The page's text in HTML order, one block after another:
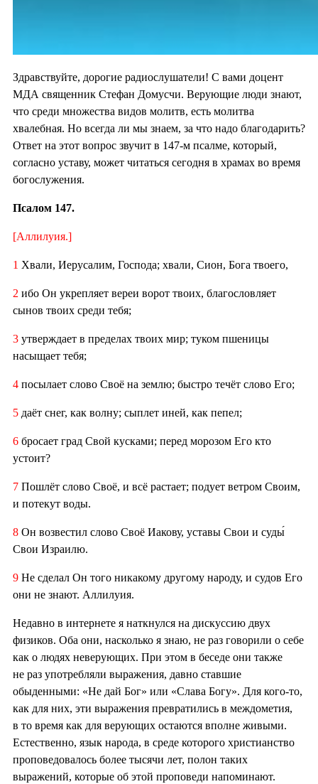
Здравствуйте, дорогие радиослушатели! С вами доцент
МДА священник Стефан Домусчи. Верующие люди знают,
что среди множества видов молитв, есть молитва
хвалебная. Но всегда ли мы знаем, за что надо благодарить?
Ответ на этот вопрос звучит в 147-м псалме, который,
согласно уставу, может читаться сегодня в храмах во время
богослужения.
Псалом 147.
[Аллилуия.]
1 Хвали, Иерусалим, Господа; хвали, Сион, Бога твоего,
2 ибо Он укрепляет вереи ворот твоих, благословляет
сынов твоих среди тебя;
3 утверждает в пределах твоих мир; туком пшеницы
насыщает тебя;
4 посылает слово Своё на землю; быстро течёт слово Его;
5 даёт снег, как волну; сыплет иней, как пепел;
6 бросает град Свой кусками; перед морозом Его кто
устоит?
7 Пошлёт слово Своё, и всё растает; подует ветром Своим,
и потекут воды.
8 Он возвестил слово Своё Иакову, уставы Свои и суды́
Свои Израилю.
9 Не сделал Он того никакому другому народу, и судов Его
они не знают. Аллилуия.
Недавно в интернете я наткнулся на дискуссию двух
физиков. Оба они, насколько я знаю, не раз говорили о себе
как о людях неверующих. При этом в беседе они также
не раз употребляли выражения, давно ставшие
обыденными: «Не дай Бог» или «Слава Богу». Для кого-то,
как для них, эти выражения превратились в междометия,
в то время как для верующих остаются вполне живыми.
Естественно, язык народа, в среде которого христианство
проповедовалось более тысячи лет, полон таких
выражений, которые об этой проповеди напоминают.